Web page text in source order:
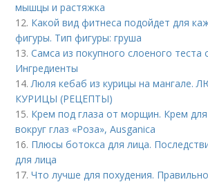
мышцы и растяжка
12. Какой вид фитнеса подойдет для
фигуры. Тип фигуры: груша
13.Самса из покупного слоеного теста
Ингредиенты
14.Люля кебаб из курицы на мангале.
КУРИЦЫ (РЕЦЕПТЫ)
15. Крем под глаза от морщин. Крем
вокруг глаз «Роза», Ausganica
16. Плюсы ботокса для лица.
для лица
17.Что лучше для похудения.